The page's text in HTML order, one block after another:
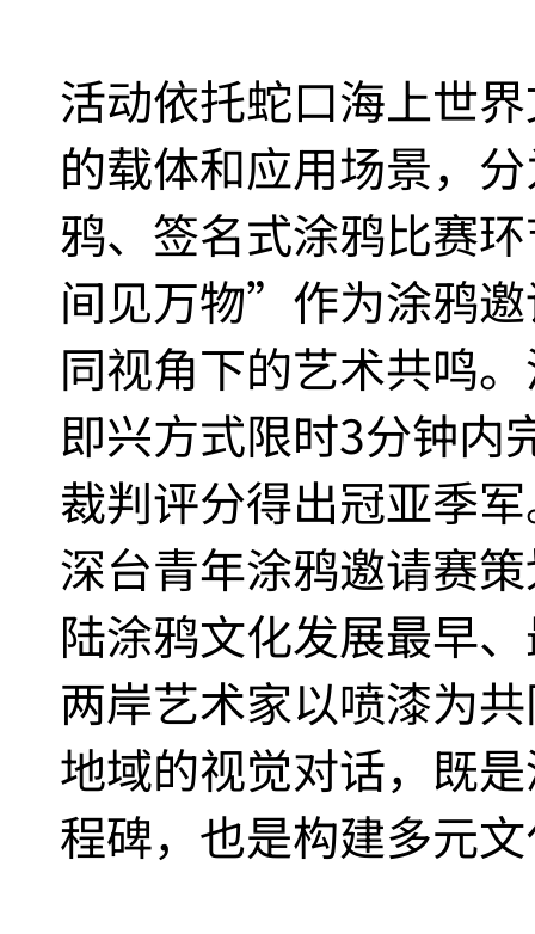
活动依托蛇口海上世
的载体和应用场景，
鸦、签名式涂鸦比赛
间见万物”作为涂鸦
同视角下的艺术共鸣
即兴方式限时3分钟内
裁判评分得出冠亚季
深台青年涂鸦邀请赛
陆涂鸦文化发展最早
两岸艺术家以喷漆为
地域的视觉对话，既
程碑，也是构建多元